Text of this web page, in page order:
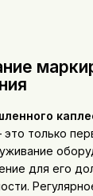
только
для его